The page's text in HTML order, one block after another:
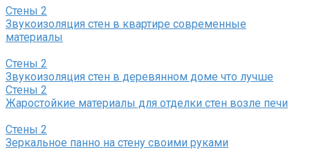
Стены 2
Звукоизоляция стен в квартире современные
материалы
Стены 2
Звукоизоляция стен в деревянном доме что лучше
Стены 2
Жаростойкие материалы для отделки стен возле печи
Стены 2
Зеркальное панно на стену своими руками